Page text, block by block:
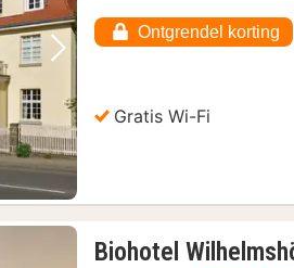
Volgende foto
Ontgrendel korting
Gratis Wi-Fi
Biohotel